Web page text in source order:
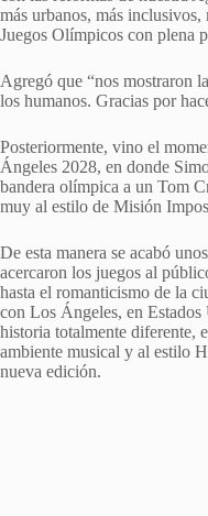
más urbanos, más
Juegos Olímpicos con plena
Agregó que “nos mostraron
los humanos. Gracias por
Posteriormente, vino el
Ángeles 2028, en donde
bandera olímpica a un Tom
muy al estilo de Misión
De esta manera se acabó
acercaron los juegos al
hasta el romanticismo de la
con Los Ángeles, en Estados
historia totalmente diferente,
ambiente musical y al estilo
nueva edición.